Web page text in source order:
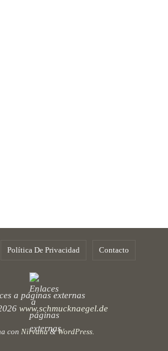
Política De Privacidad Contacto
a páginas externas
www.schmucknaegel.de
con Nirvana&WordPress.